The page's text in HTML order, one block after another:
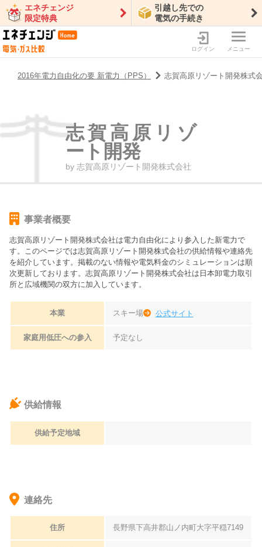
エネチェンジ
限定特典
引越し先での
電気の手続き
ログイン メニュー
2016年電力自由化の要 新電力（PPS） 志賀高原リゾート開発株式
志賀高原リゾ
ート開発
by 志賀高原リゾート開発株式会社
事業者概要
志賀高原リゾート開発株式会社は電力自由化により参入した新電力で
す。このページでは志賀高原リゾート開発株式会社の供給情報や連絡先
を紹介しています。掲載のない情報や電気料金のシミュレーションは順
次更新しております。 志賀高原リゾート開発株式会社は日本卸電力取引
所と広域機関の双方に加入しています。
本業 スキー場 公式サイト
家庭用低圧への参入 予定なし
供給情報
供給予定地域
連絡先
住所 長野県下高井郡山ノ内町大字平穏7149